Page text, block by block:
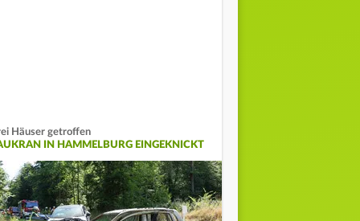
Häuser getroffen
IN HAMMELBURG EINGEKNICKT